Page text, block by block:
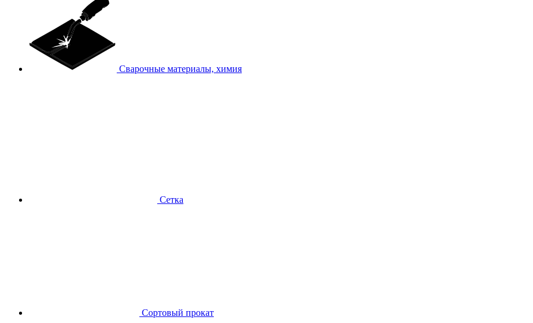
Сварочные материалы, химия
Сетка
Сортовый прокат